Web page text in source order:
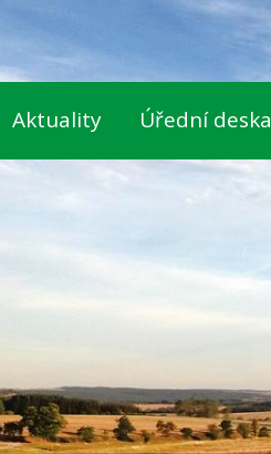
Aktuality Úřední deska